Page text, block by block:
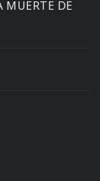
MUERTE DE